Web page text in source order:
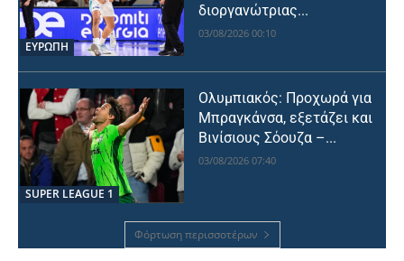
ΕΥΡΩΠΗ
διοργανώτριας...
03/08/2026 00:10
SUPER LEAGUE 1
Ολυμπιακός: Προχωρά για
Μπραγκάνσα, εξετάζει και
Βινίσιους Σόουζα –...
03/08/2026 07:40
Φόρτωση περισσοτέρων